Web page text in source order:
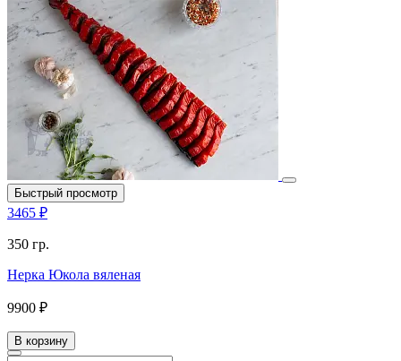
Быстрый просмотр
3465 ₽
350 гр.
Нерка Юкола вяленая
9900 ₽
В корзину